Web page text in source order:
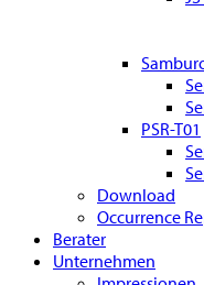
PSR-T01
Download
Occurrence
Berater
Unternehmen